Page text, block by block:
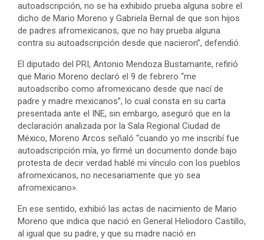
autoadscripción, no se ha exhibido prueba alguna sobre el
dicho de Mario Moreno y Gabriela Bernal de que son hijos
de padres afromexicanos, que no hay prueba alguna
contra su autoadscripción desde que nacieron”, defendió.
El diputado del PRI, Antonio Mendoza Bustamante, refirió
que Mario Moreno declaró el 9 de febrero “me
autoadscribo como afromexicano desde que nací de
padre y madre mexicanos”, lo cual consta en su carta
presentada ante el INE, sin embargo, aseguró que en la
declaración analizada por la Sala Regional Ciudad de
México, Moreno Arcos señaló “cuando yo me inscribí fue
autoadscripción mía, yo firmé un documento donde bajo
protesta de decir verdad hablé mi vínculo con los pueblos
afromexicanos, no necesariamente que yo sea
afromexicano».
En ese sentido, exhibió las actas de nacimiento de Mario
Moreno que indica que nació en General Heliodoro Castillo,
al igual que su padre, y que su madre nació en